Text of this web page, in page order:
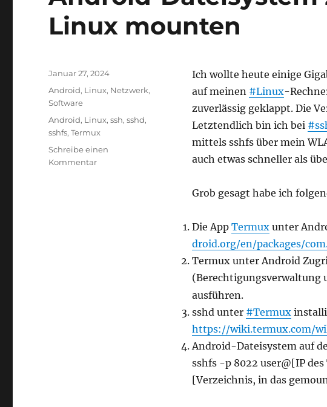
Linux mounten
Ich wollte heute einige
auf meinen #Linux-
zuverlässig geklappt. Die
Letztendlich bin ich bei
mittels sshfs über mein
auch etwas schneller als
Grob gesagt habe ich
Die App Termuxunter
droid.org/en/packages/
Termux unter Android
(Berechtigungsverwaltung
ausführen.
sshd unter #Termux
https://wiki.termux.com/
Android-Dateisystem auf
sshfs -p 8022 user@[IP
[Verzeichnis, in das
Veröffentlicht
Januar 27, 2024
Kategorien
Android, Linux, Netzwerk,
Software
Schlagwörter
Android, Linux,ssh,sshd,
sshfs,Termux
Schreibe einen
Kommentarzu